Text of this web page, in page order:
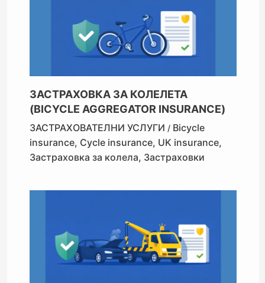
ЗАСТРАХОВКА ЗА КОЛЕЛЕТА
(BICYCLE AGGREGATOR INSURANCE)
ЗАСТРАХОВАТЕЛНИ УСЛУГИ / Bicycle
insurance, Cycle insurance, UK insurance,
Застраховка за колела, Застраховки